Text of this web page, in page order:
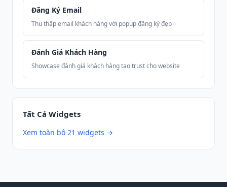
Đăng Ký Email
Thu thập email khách hàng với popup đăng ký đẹp
Đánh Giá Khách Hàng
Showcase đánh giá khách hàng tạo trust cho website
Tất Cả Widgets
Xem toàn bộ 21 widgets →